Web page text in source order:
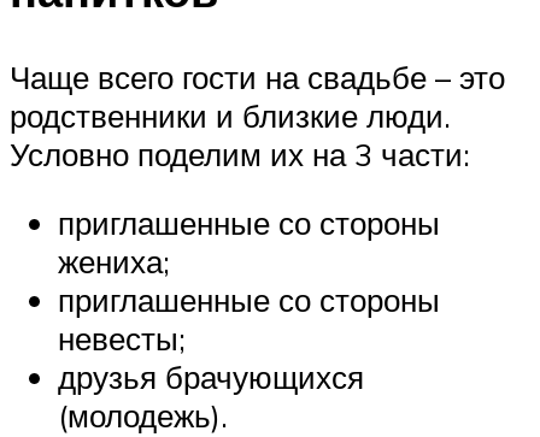
Чаще всего гости на свадьбе – это
родственники и близкие люди.
Условно поделим их на 3 части:
приглашенные со стороны
жениха;
приглашенные со стороны
невесты;
друзья брачующихся
(молодежь).